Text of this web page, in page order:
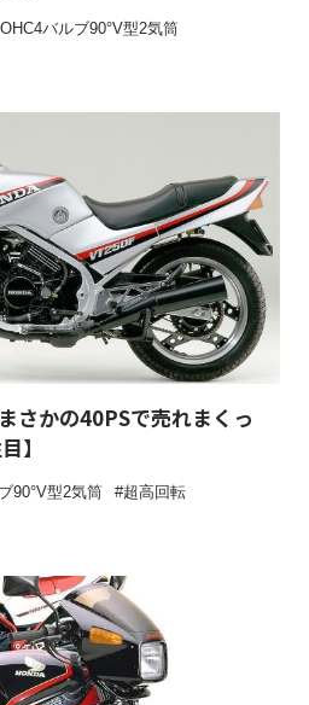
バルブ90°V型2気筒
さかの40PSで売れまくっ
】
90°V型2気筒
超高回転